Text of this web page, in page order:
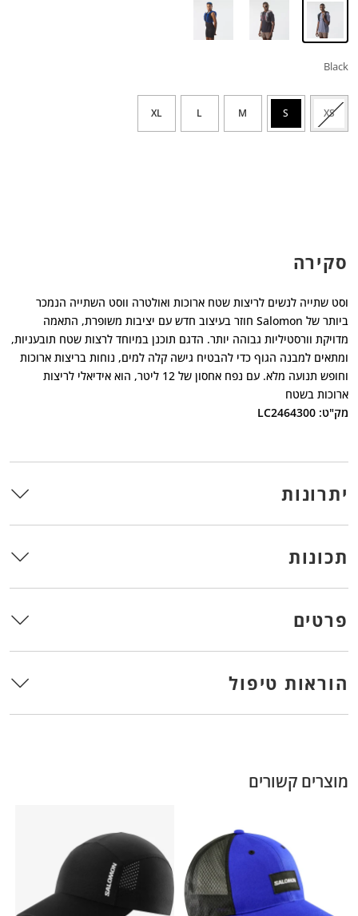
Black
XS
S
M
L
XL
סקירה
וסט שתייה לנשים לריצות שטח ארוכות ואולטרה ווסט השתייה הנמכר
ביותר של Salomon חוזר בעיצוב חדש עם יציבות משופרת, התאמה
מדויקת וורסטיליות גבוהה יותר. הדגם תוכנן במיוחד לרצות שטח תובעניות,
ומתאים למבנה הגוף כדי להבטיח גישה קלה למים, נוחות בריצות ארוכות
וחופש תנועה מלא. עם נפח אחסון של 12 ליטר, הוא אידיאלי לריצות
ארוכות בשטח
מק"ט: LC2464300
יתרונות
תכונות
פרטים
הוראות טיפול
מוצרים קשורים